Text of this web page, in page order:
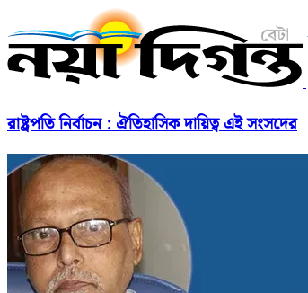
রাষ্ট্রপতি নির্বাচন : ঐতিহাসিক দায়িত্ব এই সংসদের